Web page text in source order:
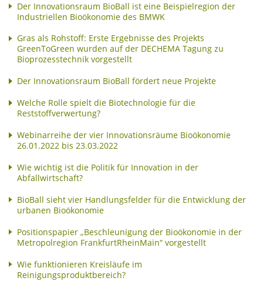
Der Innovationsraum BioBall ist eine Beispielregion der
Industriellen Bioökonomie des BMWK
Gras als Rohstoff: Erste Ergebnisse des Projekts
GreenToGreen wurden auf der DECHEMA Tagung zu
Bioprozesstechnik vorgestellt
Der Innovationsraum BioBall fördert neue Projekte
Welche Rolle spielt die Biotechnologie für die
Reststoffverwertung?
Webinarreihe der vier Innovationsräume Bioökonomie
26.01.2022 bis 23.03.2022
Wie wichtig ist die Politik für Innovation in der
Abfallwirtschaft?
BioBall sieht vier Handlungsfelder für die Entwicklung der
urbanen Bioökonomie
Positionspapier „Beschleunigung der Bioökonomie in der
Metropolregion FrankfurtRheinMain“ vorgestellt
Wie funktionieren Kreisläufe im
Reinigungsproduktbereich?